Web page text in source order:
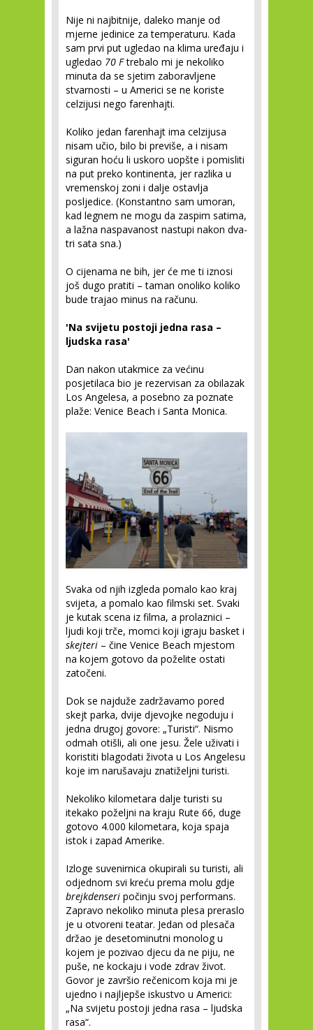
Nije ni najbitnije, daleko manje od
mjerne jedinice za temperaturu. Kada
sam prvi put ugledao na klima uređaju i
ugledao 70 Ftrebalo mi je nekoliko
minuta da se sjetim zaboravljene
stvarnosti – u Americi se ne koriste
celzijusi nego farenhajti.
Koliko jedan farenhajt ima celzijusa
nisam učio, bilo bi previše, a i nisam
siguran hoću li uskoro uopšte i pomisliti
na put preko kontinenta, jer razlika u
vremenskoj zoni i dalje ostavlja
posljedice. (Konstantno sam umoran,
kad legnem ne mogu da zaspim satima,
a lažna naspavanost nastupi nakon dva-
tri sata sna.)
O cijenama ne bih, jer će me ti iznosi
još dugo pratiti – taman onoliko koliko
bude trajao minus na računu.
'Na svijetu postoji jedna rasa –
ljudska rasa'
Dan nakon utakmice za većinu
posjetilaca bio je rezervisan za obilazak
Los Angelesa, a posebno za poznate
plaže: Venice Beach i Santa Monica.
Svaka od njih izgleda pomalo kao kraj
svijeta, a pomalo kao filmski set. Svaki
je kutak scena iz filma, a prolaznici –
ljudi koji trče, momci koji igraju basket i
skejteri – čine Venice Beach mjestom
na kojem gotovo da poželite ostati
zatočeni.
Dok se najduže zadržavamo pored
skejt parka, dvije djevojke negoduju i
jedna drugoj govore: „Turisti“. Nismo
odmah otišli, ali one jesu. Žele uživati i
koristiti blagodati života u Los Angelesu
koje im narušavaju znatiželjni turisti.
Nekoliko kilometara dalje turisti su
itekako poželjni na kraju Rute 66, duge
gotovo 4.000 kilometara, koja spaja
istok i zapad Amerike.
Izloge suvenirnica okupirali su turisti, ali
odjednom svi kreću prema molu gdje
brejkdenseri počinju svoj performans.
Zapravo nekoliko minuta plesa preraslo
je u otvoreni teatar. Jedan od plesača
držao je desetominutni monolog u
kojem je pozivao djecu da ne piju, ne
puše, ne kockaju i vode zdrav život.
Govor je završio rečenicom koja mi je
ujedno i najljepše iskustvo u Americi:
„Na svijetu postoji jedna rasa – ljudska
rasa“.